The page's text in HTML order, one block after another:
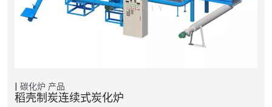
碳化炉 产品
稻壳制炭连续式炭化炉